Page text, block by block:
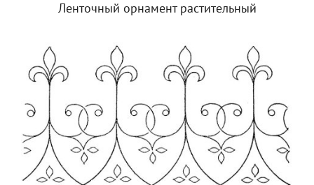
Ленточный орнамент растительный